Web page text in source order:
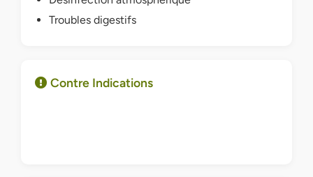
Troubles digestifs
Contre Indications